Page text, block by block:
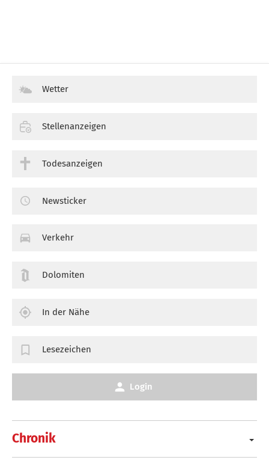
Chronik
Wetter
Stellenanzeigen
Todesanzeigen
Newsticker
Verkehr
Dolomiten
In der Nähe
Lesezeichen
Login